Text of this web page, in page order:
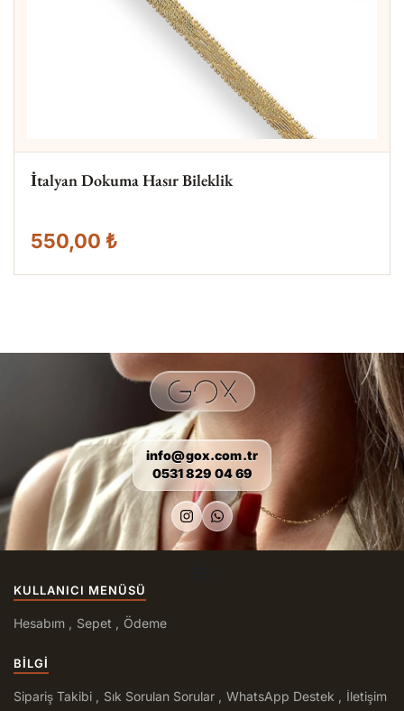
İtalyan Dokuma Hasır Bileklik
550,00 ₺
info@gox.com.tr
0531 829 04 69
KULLANICI MENÜSÜ
Hesabım Sepet Ödeme
BILGI
Sipariş Takibi Sık Sorulan Sorular WhatsApp Destek İletişim